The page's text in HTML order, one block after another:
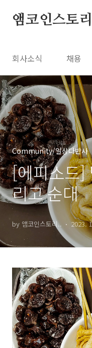
앰코인스토리
회사소식 채용
Community/일상다반사
[에피소드]
리고 순대
by 앰코인스토리.. 2023.